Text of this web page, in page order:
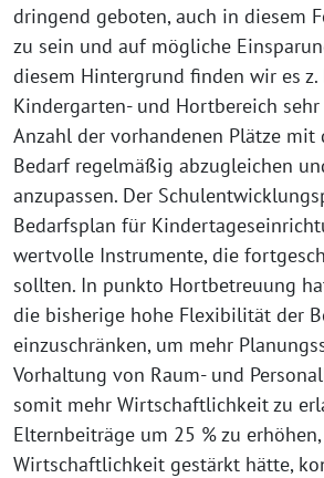
dringend geboten, auch in diesem
zu sein und auf mögliche
diesem Hintergrund finden wir es z.
Kindergarten- und Hortbereich
Anzahl der vorhandenen Plätze mit
Bedarf regelmäßig abzugleichen
anzupassen. Der
Bedarfsplan für
wertvolle Instrumente, die
sollten. In punkto Hortbetreuung
die bisherige hohe Flexibilität der
einzuschränken, um mehr
Vorhaltung von Raum- und
somit mehr Wirtschaftlichkeit zu
Elternbeiträge um 25 % zu
Wirtschaftlichkeit gestärkt hätte,